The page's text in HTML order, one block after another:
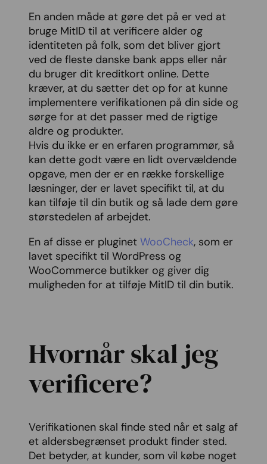
En anden måde at gøre det på er ved at
bruge MitID til at verificere alder og
identiteten på folk, som det bliver gjort
ved de fleste danske bank apps eller når
du bruger dit kreditkort online. Dette
kræver, at du sætter det op for at kunne
implementere verifikationen på din side og
sørge for at det passer med de rigtige
aldre og produkter.
Hvis du ikke er en erfaren programmør, så
kan dette godt være en lidt overvældende
opgave, men der er en række forskellige
læsninger, der er lavet specifikt til, at du
kan tilføje til din butik og så lade dem gøre
størstedelen af arbejdet.
En af disse er pluginet WooCheck, som er
lavet specifikt til WordPress og
WooCommerce butikker og giver dig
muligheden for at tilføje MitID til din butik.
Hvornår skal jeg
verificere?
Verifikationen skal finde sted når et salg af
et aldersbegrænset produkt finder sted.
Det betyder, at kunder, som vil købe noget